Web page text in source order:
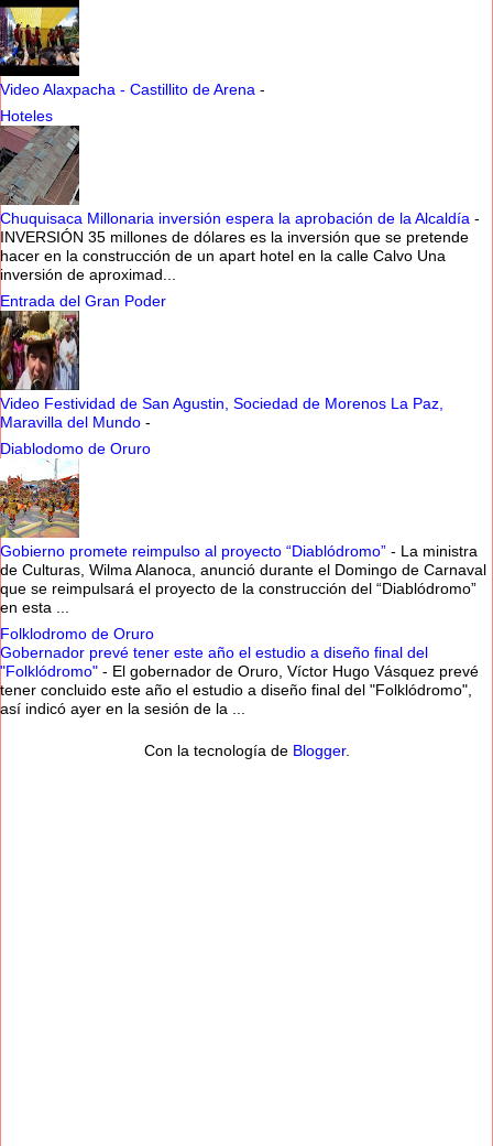
Video Alaxpacha - Castillito de Arena -
Hoteles
Chuquisaca Millonaria inversión espera la aprobación de la Alcaldía -
INVERSIÓN 35 millones de dólares es la inversión que se pretende
hacer en la construcción de un apart hotel en la calle Calvo Una
inversión de aproximad...
Entrada del Gran Poder
Video Festividad de San Agustin, Sociedad de Morenos La Paz,
Maravilla del Mundo -
Diablodomo de Oruro
Gobierno promete reimpulso al proyecto “Diablódromo” - La ministra
de Culturas, Wilma Alanoca, anunció durante el Domingo de Carnaval
que se reimpulsará el proyecto de la construcción del “Diablódromo”
en esta ...
Folklodromo de Oruro
Gobernador prevé tener este año el estudio a diseño final del
"Folklódromo" - El gobernador de Oruro, Víctor Hugo Vásquez prevé
tener concluido este año el estudio a diseño final del "Folklódromo",
así indicó ayer en la sesión de la ...
Con la tecnología de Blogger.